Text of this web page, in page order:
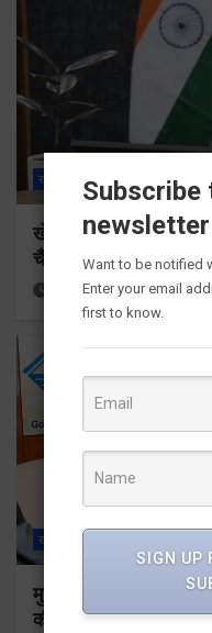
राज्य ALL देहरादून
खेल महाकुंभ 2026ः 01
चैंम्पियनशिप ट्रॉफी का मंच
53 minutes ago
राज्य
मुख्य सचिव ने कौशल
की समीक्षा की
Subscribe
newsletter
Want to be notified
Enter your email
first to know.
SIGN UP